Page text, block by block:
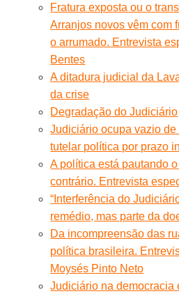
Fratura exposta ou o
Arranjos novos vêm com
o arrumado. Entrevista
Bentes
A ditadura judicial da
da crise
Degradação do Judiciário
Judiciário ocupa vazio
tutelar política por prazo
A política está pautando
contrário. Entrevista
“Interferência do
remédio, mas parte da
Da incompreensão das
política brasileira.
Moysés Pinto Neto
Judiciário na democracia